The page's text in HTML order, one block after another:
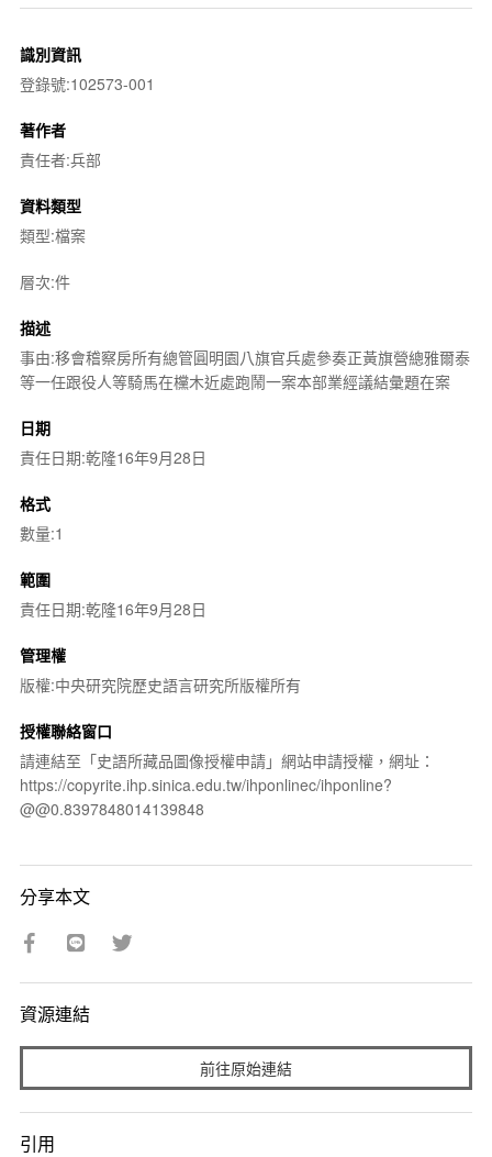
識別資訊
登錄號:102573-001
著作者
責任者:兵部
資料類型
類型:檔案
層次:件
描述
事由:移會稽察房所有總管圓明園八旗官兵處參奏正黃旗營總雅爾泰
等一任跟役人等騎馬在欓木近處跑鬧一案本部業經議結彙題在案
日期
責任日期:乾隆16年9月28日
格式
數量:1
範圍
責任日期:乾隆16年9月28日
管理權
版權:中央研究院歷史語言研究所版權所有
授權聯絡窗口
請連結至「史語所藏品圖像授權申請」網站申請授權，網址：
https://copyrite.ihp.sinica.edu.tw/ihponlinec/ihponline?
@@0.8397848014139848
分享本文
資源連結
前往原始連結
引用